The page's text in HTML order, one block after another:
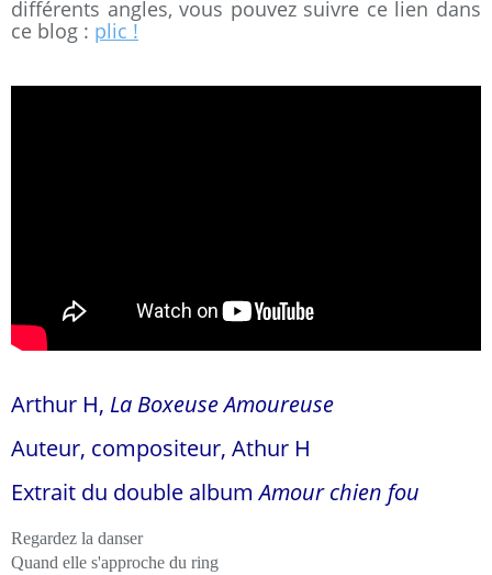
différents angles, vous pouvez suivre ce lien dans
ce blog : plic !
Arthur H, La Boxeuse Amoureuse
Auteur, compositeur, Athur H
Extrait du double album Amour chien fou
Regardez la danser
Quand elle s'approche du ring